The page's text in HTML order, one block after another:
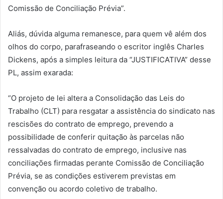
Comissão de Conciliação Prévia”.
Aliás, dúvida alguma remanesce, para quem vê além dos
olhos do corpo, parafraseando o escritor inglês Charles
Dickens, após a simples leitura da “JUSTIFICATIVA” desse
PL, assim exarada:
“O projeto de lei altera a Consolidação das Leis do
Trabalho (CLT) para resgatar a assistência do sindicato nas
rescisões do contrato de emprego, prevendo a
possibilidade de conferir quitação às parcelas não
ressalvadas do contrato de emprego, inclusive nas
conciliações firmadas perante Comissão de Conciliação
Prévia, se as condições estiverem previstas em
convenção ou acordo coletivo de trabalho.